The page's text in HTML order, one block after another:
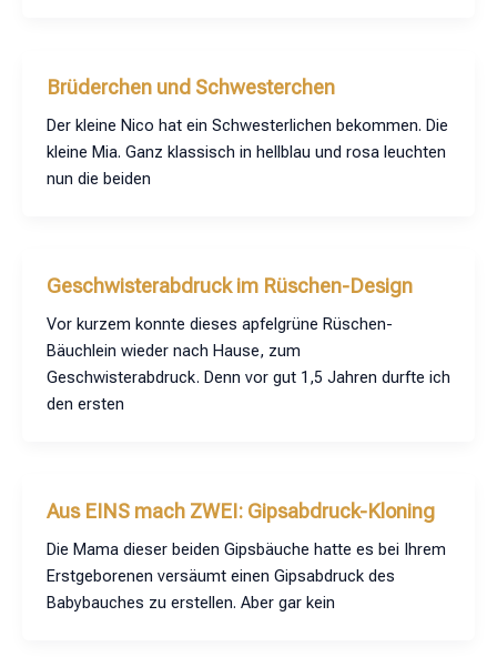
Brüderchen und Schwesterchen
Der kleine Nico hat ein Schwesterlichen bekommen. Die
kleine Mia. Ganz klassisch in hellblau und rosa leuchten
nun die beiden
Geschwisterabdruck im Rüschen-Design
Vor kurzem konnte dieses apfelgrüne Rüschen-
Bäuchlein wieder nach Hause, zum
Geschwisterabdruck. Denn vor gut 1,5 Jahren durfte ich
den ersten
Aus EINS mach ZWEI: Gipsabdruck-Kloning
Die Mama dieser beiden Gipsbäuche hatte es bei Ihrem
Erstgeborenen versäumt einen Gipsabdruck des
Babybauches zu erstellen. Aber gar kein